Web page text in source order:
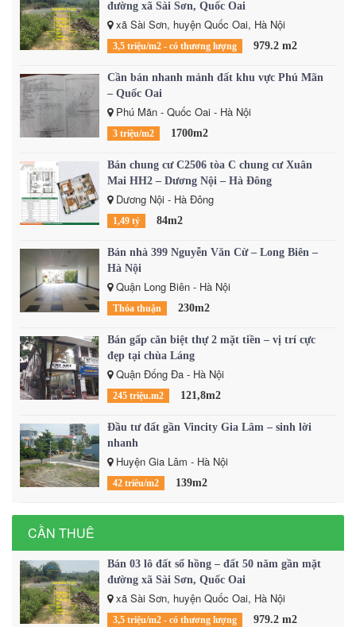
đường xã Sài Sơn, Quốc Oai
xã Sài Sơn, huyện Quốc Oai, Hà Nội
3,5 triệu/m2 - có thương lượng 979.2 m2
Cần bán nhanh mảnh đất khu vực Phú Mãn
– Quốc Oai
Phú Mãn - Quốc Oai - Hà Nội
3 triệu/m2 1700m2
Bán chung cư C2506 tòa C chung cư Xuân
Mai HH2 – Dương Nội – Hà Đông
Dương Nội - Hà Đông
1,49 tỷ 84m2
Bán nhà 399 Nguyễn Văn Cừ – Long Biên –
Hà Nội
Quận Long Biên - Hà Nội
Thỏa thuận 230m2
Bán gấp căn biệt thự 2 mặt tiền – vị trí cực
đẹp tại chùa Láng
Quận Đống Đa - Hà Nội
245 triệu.m2 121,8m2
Đầu tư đất gần Vincity Gia Lâm – sinh lời
nhanh
Huyện Gia Lâm - Hà Nội
42 triêu/m2 139m2
CẦN THUÊ
Bán 03 lô đất sổ hồng – đất 50 năm gần mặt
đường xã Sài Sơn, Quốc Oai
xã Sài Sơn, huyện Quốc Oai, Hà Nội
3,5 triệu/m2 - có thương lượng 979.2 m2